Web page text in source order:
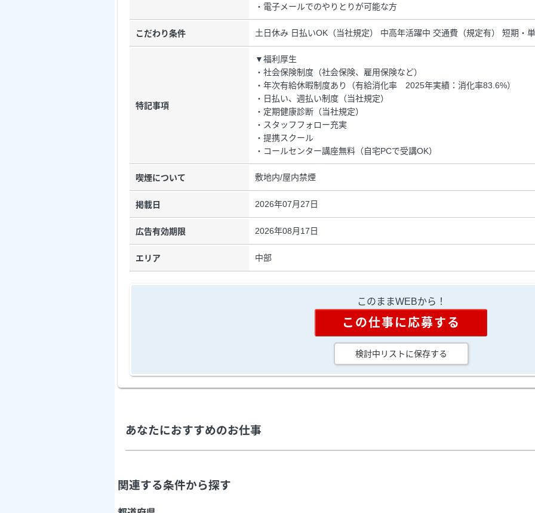
・電子メールでのやりとりが可能な方
こだわり条件 土日休み 日払いOK（当社規定） 中高年活躍中 交通費（規定有） 短期・
特記事項
▼福利厚生
・社会保険制度（社会保険、雇用保険など）
・年次有給休暇制度あり（有給消化率 2025年実績：消化率83.6%）
・日払い、週払い制度（当社規定）
・定期健康診断（当社規定）
・スタッフフォロー充実
・提携スクール
・コールセンター講座無料（自宅PCで受講OK）
喫煙について 敷地内/屋内禁煙
掲載日 2026年07月27日
広告有効期限 2026年08月17日
エリア 中部
このままWEBから！
この仕事に応募する
検討中リストに保存する
あなたにおすすめのお仕事
関連する条件から探す